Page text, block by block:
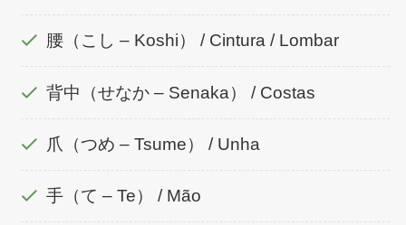
腰（こし – Koshi） / Cintura / Lombar
背中（せなか – Senaka） / Costas
爪（つめ – Tsume） / Unha
手（て – Te） / Mão